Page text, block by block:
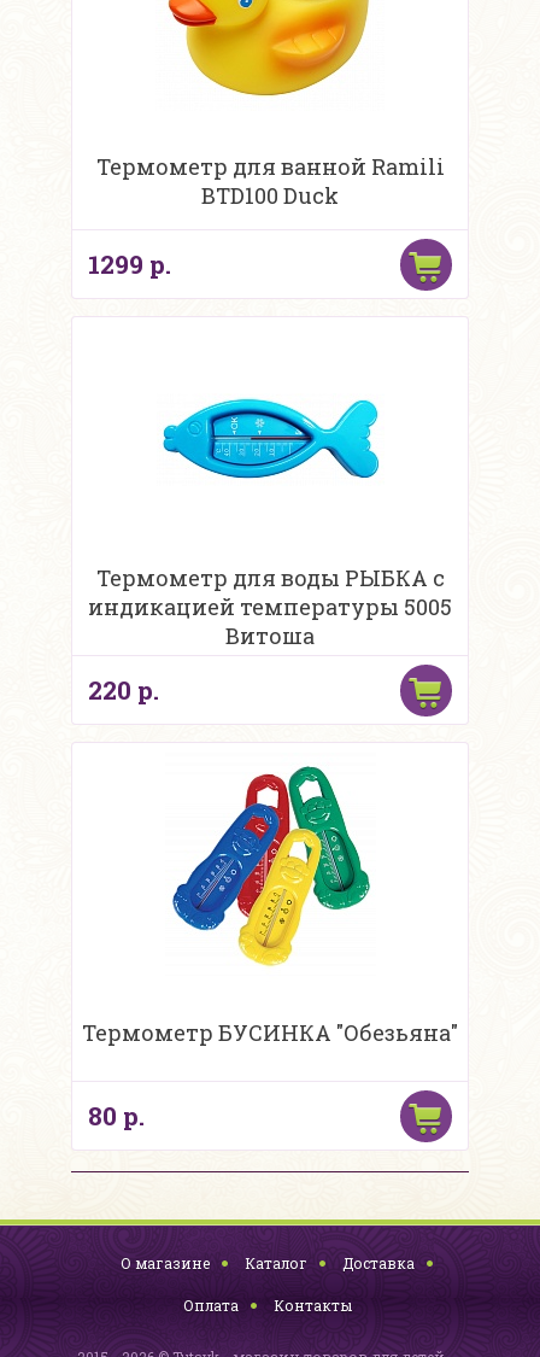
Термометр для ванной Ramili
BTD100 Duck
1299 р.
Термометр для воды РЫБКА с
индикацией температуры 5005
Витоша
220 р.
Термометр БУСИНКА "Обезьяна"
80 р.
О магазине Каталог Доставка
Оплата Контакты